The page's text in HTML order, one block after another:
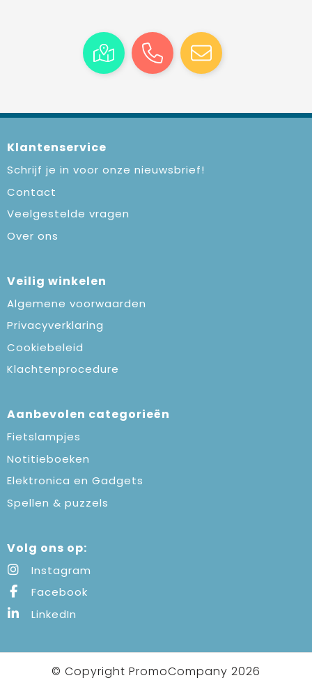
Klantenservice
Schrijf je in voor onze nieuwsbrief!
Contact
Veelgestelde vragen
Over ons
Veilig winkelen
Algemene voorwaarden
Privacyverklaring
Cookiebeleid
Klachtenprocedure
Aanbevolen categorieën
Fietslampjes
Notitieboeken
Elektronica en Gadgets
Spellen & puzzels
Volg ons op:
Instagram
Facebook
LinkedIn
© Copyright PromoCompany 2026